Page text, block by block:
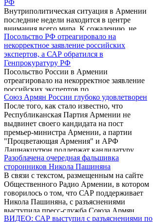
Армении.
РФ
Внутриполитическая ситуация в Армении
последние недели находится в центре
внимания всего мира. К сожалению, не
всегда высказывания и комментарии
остаются сдержанными и
политкорректными. Волну возмущения и
неприятия, причем не только в армянском
обществе, вызвала передача "ГлавТема" с
участием Михаила Леонтьева, Ильи
Савельева и Михаила Юрьева в эфире
радио "Комсомольской правды". Не
остались в стороне не только рядовые
граждане, но и Союз армян России и
Посольство России в Армении.
Посольство РФ отреагировало на
некорректное заявление российских
экспертов, а САР обратился в
Генпрокуратуру РФ
Посольство России в Армении
отреагировало на некорректное заявление
российских экспертов по
внутриполитической ситуации в РА.
Союз Армян России глубоко удовлетворен
После того, как стало известно, что
Республиканская Партия Армении не
выдвинет своего кандидата на пост
премьер-министра Армении, а партии
"Процветающая Армения" и АРФ
Дашнакцутюн поддержат кандидатуру
Никола Пашиняна, очередное Заявление по
СМИ разослал Союз Армян России. ИЦ
"Еркрамас" приводит его полностью:
Разоблачена очередная фальшивка
сторонников Никола Пашиняна
В связи с текстом, размещенным на сайте
Общественного Радио Армении, в котором
говорилось о том, что САР поддерживает
Никола Пашиняна, с разъяснениями
выступила пресс-служба Союза Армян
России. Ниже приводим его полностью:
ВИДЕО: САР выступил с разъяснениями по